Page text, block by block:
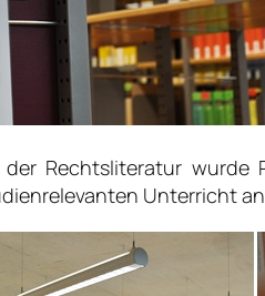
Rechtsliteratur
Unterricht